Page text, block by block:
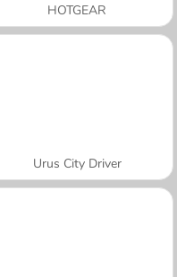
HOTGEAR
Urus City Driver